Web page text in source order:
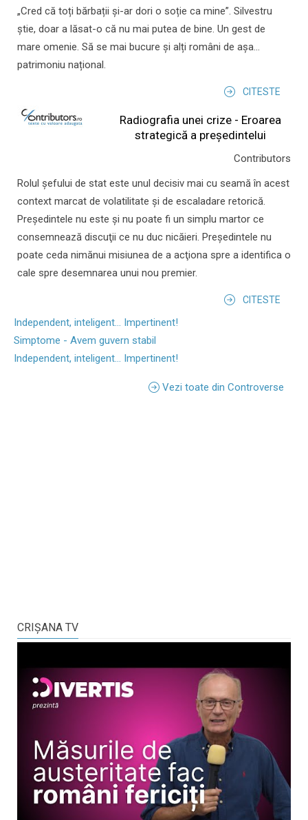
„Cred că toți bărbații și-ar dori o soție ca mine”. Silvestru
știe, doar a lăsat-o că nu mai putea de bine. Un gest de
mare omenie. Să se mai bucure și alți români de așa...
patrimoniu național.
CITESTE
Radiografia unei crize - Eroarea
strategică a președintelui
Contributors
Rolul şefului de stat este unul decisiv mai cu seamă în acest
context marcat de volatilitate şi de escaladare retorică.
Preşedintele nu este şi nu poate fi un simplu martor ce
consemnează discuţii ce nu duc nicăieri. Preşedintele nu
poate ceda nimănui misiunea de a acţiona spre a identifica o
cale spre desemnarea unui nou premier.
CITESTE
Independent, inteligent... Impertinent!
Simptome - Avem guvern stabil
Independent, inteligent... Impertinent!
Vezi toate din Controverse
CRIŞANA TV